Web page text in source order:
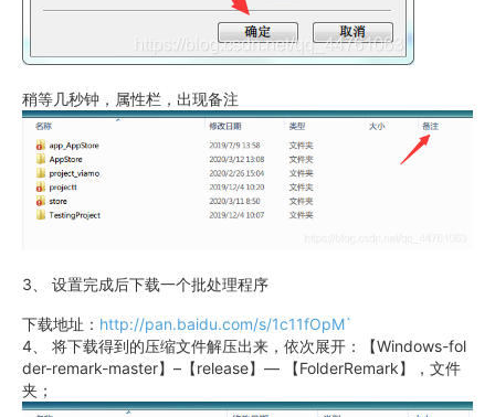
稍等几秒钟，属性栏，出现备注
3、 设置完成后下载一个批处理程序
下载地址： http://pan.baidu.com/s/1c11fOpM`
4、 将下载得到的压缩文件解压出来，依次展开：【Windows-fol
der-remark-master】–【release】— 【FolderRemark】，文件
夹；